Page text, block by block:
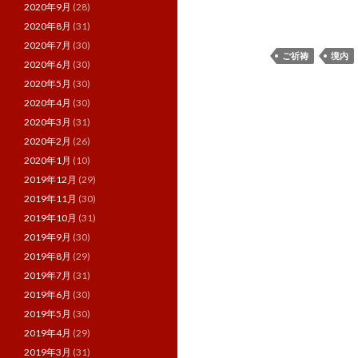
ご祈祷 境内
2020年9月 (28)
2020年8月 (31)
2020年7月 (30)
2020年6月 (30)
2020年5月 (30)
2020年4月 (30)
2020年3月 (31)
2020年2月 (26)
2020年1月 (10)
2019年12月 (29)
2019年11月 (30)
2019年10月 (31)
2019年9月 (30)
2019年8月 (29)
2019年7月 (31)
2019年6月 (30)
2019年5月 (30)
2019年4月 (29)
2019年3月 (31)